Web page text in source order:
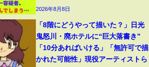
2026年8月8日
「8階にどうやって描いた？」日光
鬼怒川・廃ホテルに“巨大落書き”
「10分あればいける」「無許可で描
かれた可能性」現役アーティストら